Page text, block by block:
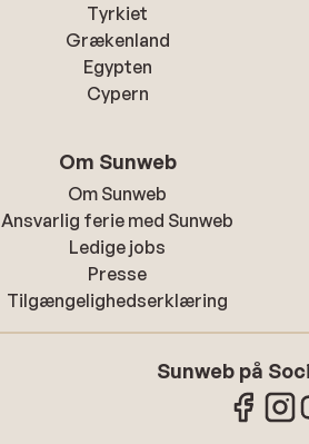
Tyrkiet
Grækenland
Egypten
Cypern
Om Sunweb
Om Sunweb
Ansvarlig ferie med Sunweb
Ledige jobs
Presse
Tilgængelighedserklæring
Sunweb på